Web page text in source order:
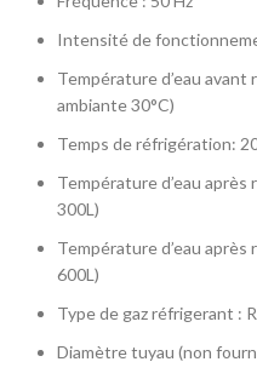
Intensité de
Température d’eau
ambiante 30°C)
Temps de réfrigération:
Température d’eau après
300L)
Température d’eau après
600L)
Type de gaz réfrigerant :
Diamètre tuyau (non